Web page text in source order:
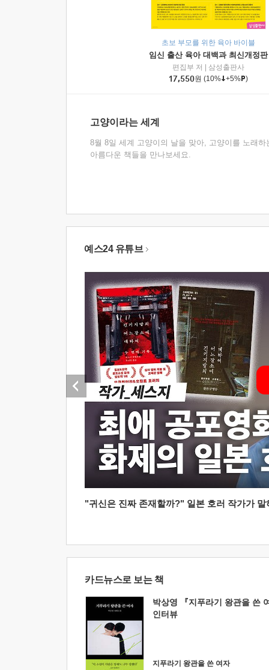
초보 부모를 위한 육아 바이블
임신 출산 육아 대백과 최신개정판
편집부 저
삼성출판사
17,550원 (10% +5% )
고양이라는 세계
8월 8일 세계 고양이의 날을 맞아, 고양이를 노래하
아름다운 책들을 만나보세요.
예스24 유튜브
"귀신은 진짜 존재할까?" 일본 호러 작가가
카드뉴스로 보는 책
박상영 『지푸라기 왕관을 쓴
인터뷰
지푸라기 왕관을 쓴 여자